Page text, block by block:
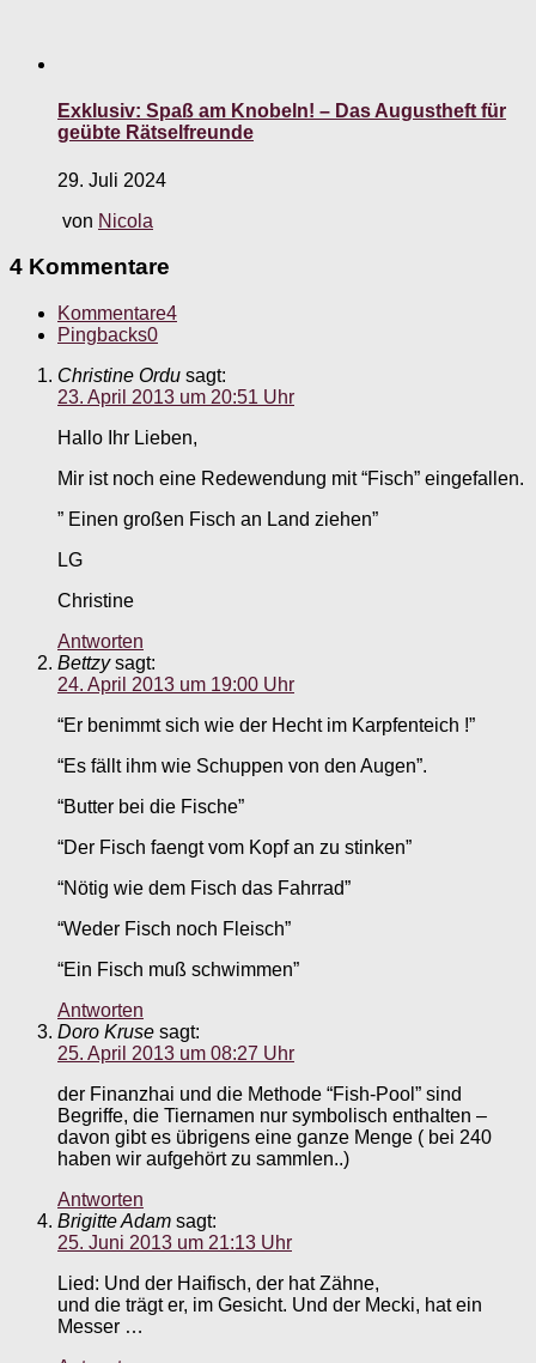
Exklusiv: Spaß am Knobeln! – Das Augustheft für
geübte Rätselfreunde
29. Juli 2024
von Nicola
4 Kommentare
Kommentare4
Pingbacks0
Christine Ordu sagt:
23. April 2013 um 20:51 Uhr
Hallo Ihr Lieben,
Mir ist noch eine Redewendung mit “Fisch” eingefallen.
” Einen großen Fisch an Land ziehen”
LG
Christine
Antworten
Bettzy sagt:
24. April 2013 um 19:00 Uhr
“Er benimmt sich wie der Hecht im Karpfenteich !”
“Es fällt ihm wie Schuppen von den Augen”.
“Butter bei die Fische”
“Der Fisch faengt vom Kopf an zu stinken”
“Nötig wie dem Fisch das Fahrrad”
“Weder Fisch noch Fleisch”
“Ein Fisch muß schwimmen”
Antworten
Doro Kruse sagt:
25. April 2013 um 08:27 Uhr
der Finanzhai und die Methode “Fish-Pool” sind
Begriffe, die Tiernamen nur symbolisch enthalten –
davon gibt es übrigens eine ganze Menge ( bei 240
haben wir aufgehört zu sammlen..)
Antworten
Brigitte Adam sagt:
25. Juni 2013 um 21:13 Uhr
Lied: Und der Haifisch, der hat Zähne,
und die trägt er, im Gesicht. Und der Mecki, hat ein
Messer …